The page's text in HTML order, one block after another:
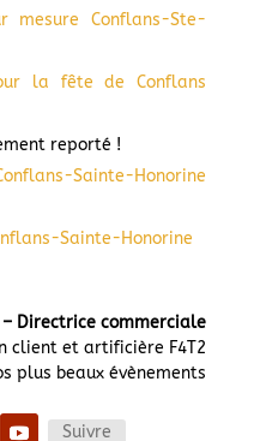
mesure Conflans-Ste-
la fête de Conflans
reporté !
Sainte-Honorine
Sainte-Honorine
– Directrice commerciale
client et artificière F4T2
plus beaux évènements
Suivre